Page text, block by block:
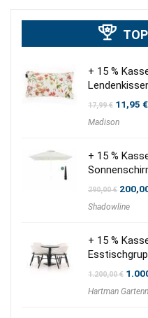
+ 15 %
17,99€
war:
11,95 €
Madison
+ 15 %
290,00€
war:
Shadowline
+ 15 %
1.200,00€
war:
Hartman